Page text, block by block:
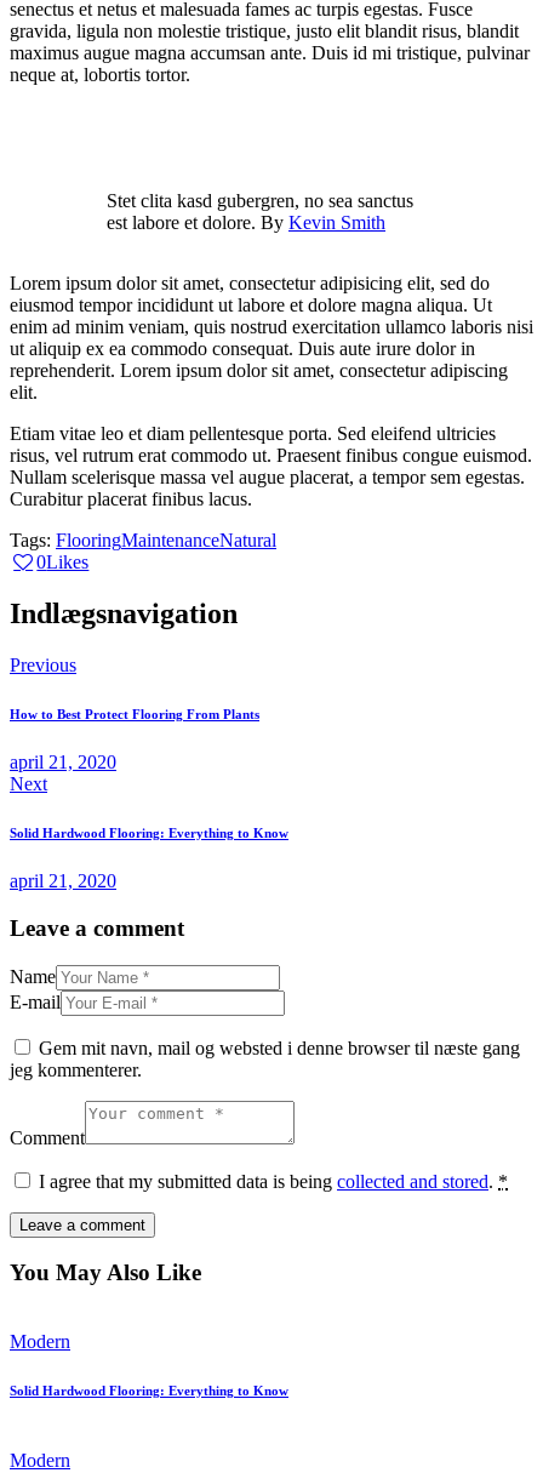
senectus et netus et malesuada fames ac turpis egestas. Fusce
gravida, ligula non molestie tristique, justo elit blandit risus, blandit
maximus augue magna accumsan ante. Duis id mi tristique, pulvinar
neque at, lobortis tortor.
Stet clita kasd gubergren, no sea sanctus
est labore et dolore. By Kevin Smith
Lorem ipsum dolor sit amet, consectetur adipisicing elit, sed do
eiusmod tempor incididunt ut labore et dolore magna aliqua. Ut
enim ad minim veniam, quis nostrud exercitation ullamco laboris nisi
ut aliquip ex ea commodo consequat. Duis aute irure dolor in
reprehenderit. Lorem ipsum dolor sit amet, consectetur adipiscing
elit.
Etiam vitae leo et diam pellentesque porta. Sed eleifend ultricies
risus, vel rutrum erat commodo ut. Praesent finibus congue euismod.
Nullam scelerisque massa vel augue placerat, a tempor sem egestas.
Curabitur placerat finibus lacus.
Tags: FlooringMaintenanceNatural
0Likes
Indlægsnavigation
Previous
How to Best Protect Flooring From Plants
april 21, 2020
Next
Solid Hardwood Flooring: Everything to Know
april 21, 2020
Leave a comment
Name
E-mail
Gem mit navn, mail og websted i denne browser til næste gang
jeg kommenterer.
Comment
I agree that my submitted data is being collected and stored. *
You May Also Like
Modern
Solid Hardwood Flooring: Everything to Know
Modern